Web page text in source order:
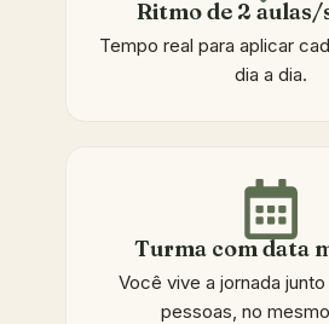
Ritmo de 2 aulas/
Tempo real para aplicar
dia a dia.
Turma com data
Você vive a jornada
pessoas, no